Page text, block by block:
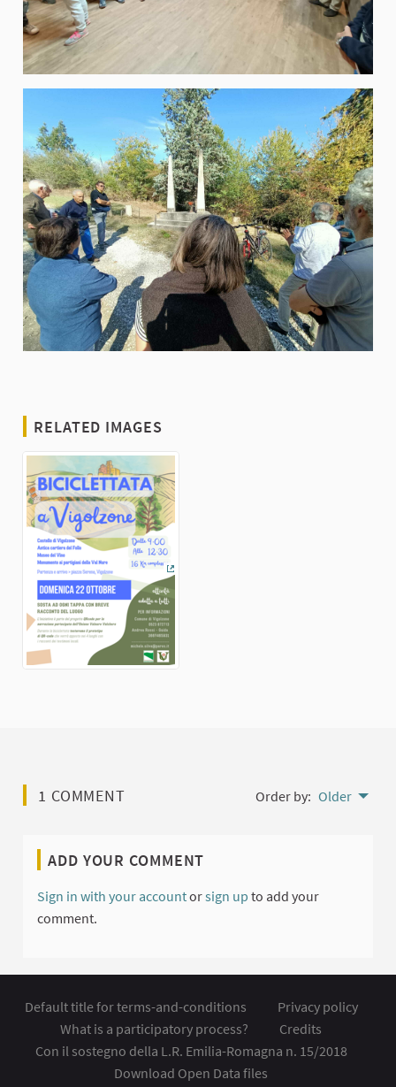
RELATED IMAGES
(External link)
1 COMMENT Order by: Older
ADD YOUR COMMENT
Sign in with your accountorsign up to add your
comment.
Default title for terms-and-conditions
Privacy policy
What is a participatory process?
Credits
Con il sostegno della L.R. Emilia-Romagna n. 15/2018
Download Open Data files